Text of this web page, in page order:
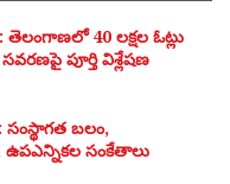
40 లక్షల ఓట్లు
పూర్తి విశ్లేషణ
బలం,
సంకేతాలు